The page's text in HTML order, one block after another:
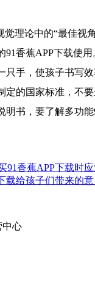
理论中的“最佳视角”
香蕉APP下载使用
只手，使孩子书
的国家标准，
书，要了解多功
91香蕉APP下载时
载给孩子们带来的意
中心